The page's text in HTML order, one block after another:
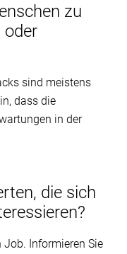
zu
oder
sind meistens
dass die
in der
die sich
Informieren Sie